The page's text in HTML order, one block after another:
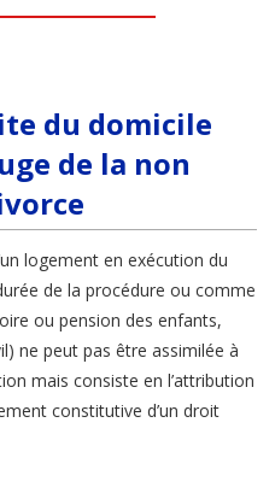
du domicile
de la non
logement en exécution du
de la procédure ou comme
ou pension des enfants,
ne peut pas être assimilée à
mais consiste en l’attribution
constitutive d’un droit